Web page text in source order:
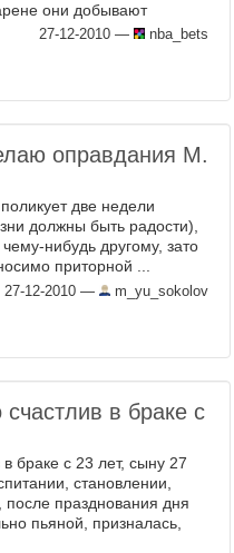
они добывают
побед. ...
27-12-2010 — nba_bets
оправдания М.
две недели
должны быть радости),
нибудь другому, зато
приторной ...
27-12-2010 — m_yu_sokolov
в браке с
браке с 23 лет, сыну 27
становлении,
празднования дня
пьяной, призналась,